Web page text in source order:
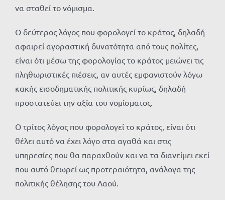
να σταθεί το νόμισμα.
Ο δεύτερος λόγος που φορολογεί το κράτος, δηλαδή
αφαιρεί αγοραστική δυνατότητα από τους πολίτες,
είναι ότι μέσω της φορολογίας το κράτος μειώνει τις
πληθωριστικές πιέσεις, αν αυτές εμφανιστούν λόγω
κακής εισοδηματικής πολιτικής κυρίως, δηλαδή
προστατεύει την αξία του νομίσματος.
Ο τρίτος λόγος που φορολογεί το κράτος, είναι ότι
θέλει αυτό να έχει λόγο στα αγαθά και στις
υπηρεσίες που θα παραχθούν και να τα διανείμει εκεί
που αυτό θεωρεί ως προτεραιότητα, ανάλογα της
πολιτικής θέλησης του Λαού.